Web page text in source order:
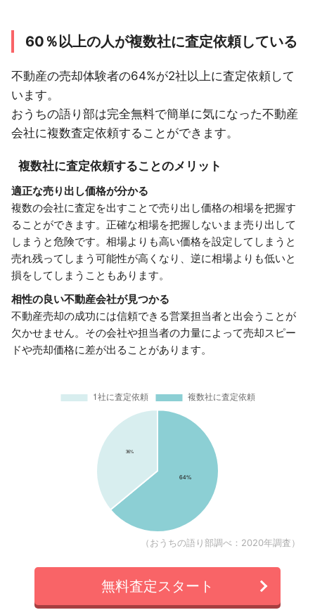
60％以上の人が複数社に査定依頼している
不動産の売却体験者の64%が2社以上に査定依頼して
います。
おうちの語り部は完全無料で簡単に気になった不動産
会社に複数査定依頼することができます。
複数社に査定依頼することのメリット
適正な売り出し価格が分かる
複数の会社に査定を出すことで売り出し価格の相場を把握す
ることができます。正確な相場を把握しないまま売り出して
しまうと危険です。相場よりも高い価格を設定してしまうと
売れ残ってしまう可能性が高くなり、逆に相場よりも低いと
損をしてしまうこともあります。
相性の良い不動産会社が見つかる
不動産売却の成功には信頼できる営業担当者と出会うことが
欠かせません。その会社や担当者の力量によって売却スピー
ドや売却価格に差が出ることがあります。
（おうちの語り部調べ：2020年調査）
無料査定スタート